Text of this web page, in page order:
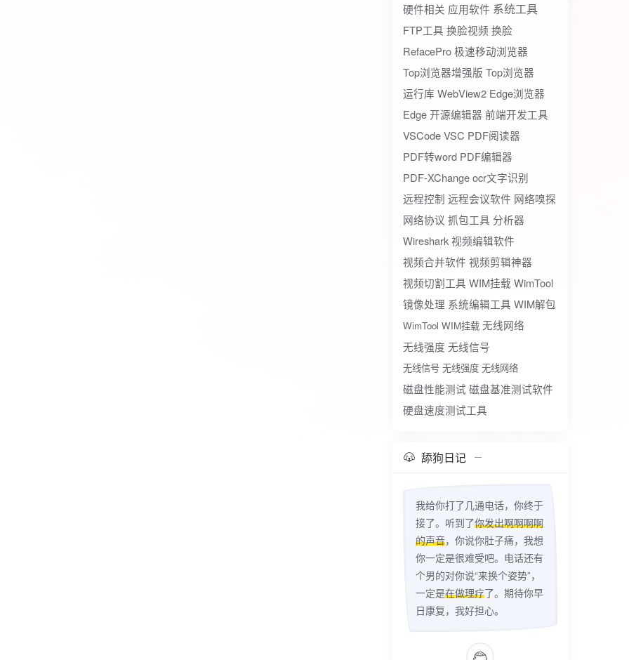
硬件相关 应用软件 系统工具
FTP工具 换脸视频 换脸
RefacePro极速移动浏览器
Top浏览器增强版 Top浏览器
运行库 WebView2 Edge浏览器
Edge开源编辑器 前端开发工具
VSCodeVSC PDF阅读器
PDF转word PDF编辑器
PDF-XChangeocr文字识别
远程控制 远程会议软件 网络嗅探
网络协议 抓包工具 分析器
Wireshark视频编辑软件
视频合并软件 视频剪辑神器
视频切割工具 WIM挂载 WimTool
镜像处理 系统编辑工具 WIM解包
WimTool WIM挂载 无线网络
无线强度 无线信号
无线信号 无线强度 无线网络
磁盘性能测试 磁盘基准测试软件
硬盘速度测试工具
舔狗日记
我给你打了几通电话，你终于
接了。听到了你发出啊啊啊啊
的声音，你说你肚子痛，我想
你一定是很难受吧。电话还有
个男的对你说“来换个姿势”，
一定是在做理疗了。期待你早
日康复，我好担心。